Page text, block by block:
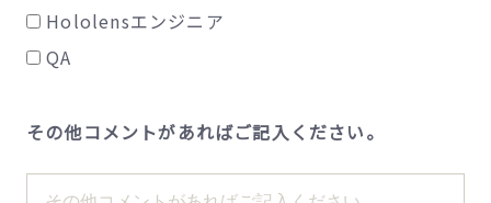
Hololensエンジニア
QA
その他コメントがあればご記入ください。